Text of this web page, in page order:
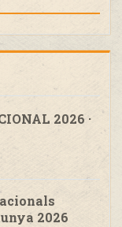
2026 ·
2026